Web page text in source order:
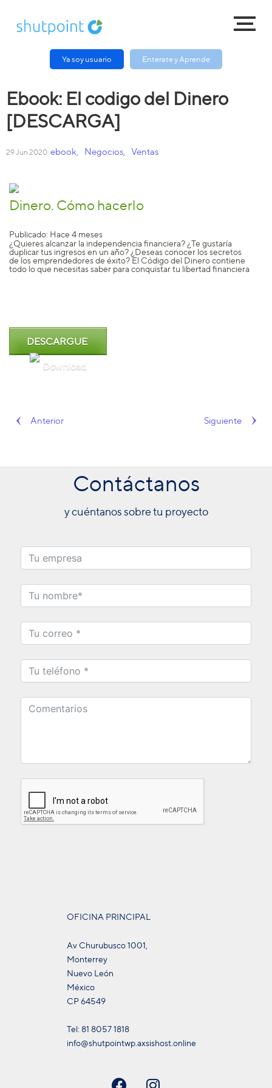
Ya soy usuario Enterate y Aprende
Ebook: El codigo del Dinero
[DESCARGA]
29 Jun 2020 ebook Negocios Ventas
Dinero. Cómo hacerlo
Publicado: Hace 4 meses
¿Quieres alcanzar la independencia financiera? ¿Te gustaría
duplicar tus ingresos en un año? ¿Deseas conocer los secretos
de los emprendedores de éxito? El Código del Dinero contiene
todo lo que necesitas saber para conquistar tu libertad financiera
DESCARGUE
Anterior Siguiente
Contáctanos
y cuéntanos sobre tu proyecto
OFICINA PRINCIPAL
Av Churubusco 1001,
Monterrey
Nuevo León
México
CP 64549
Tel: 81 8057 1818
info@shutpointwp.axsishost.online